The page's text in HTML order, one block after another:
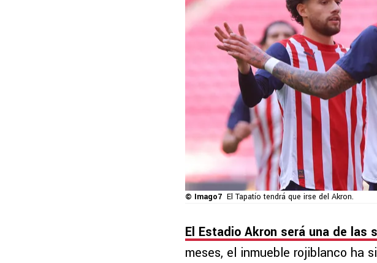
© Imago7 El Tapatío tendrá que irse del Akron.
El Estadio Akron será una de las
meses, el inmueble rojiblanco ha